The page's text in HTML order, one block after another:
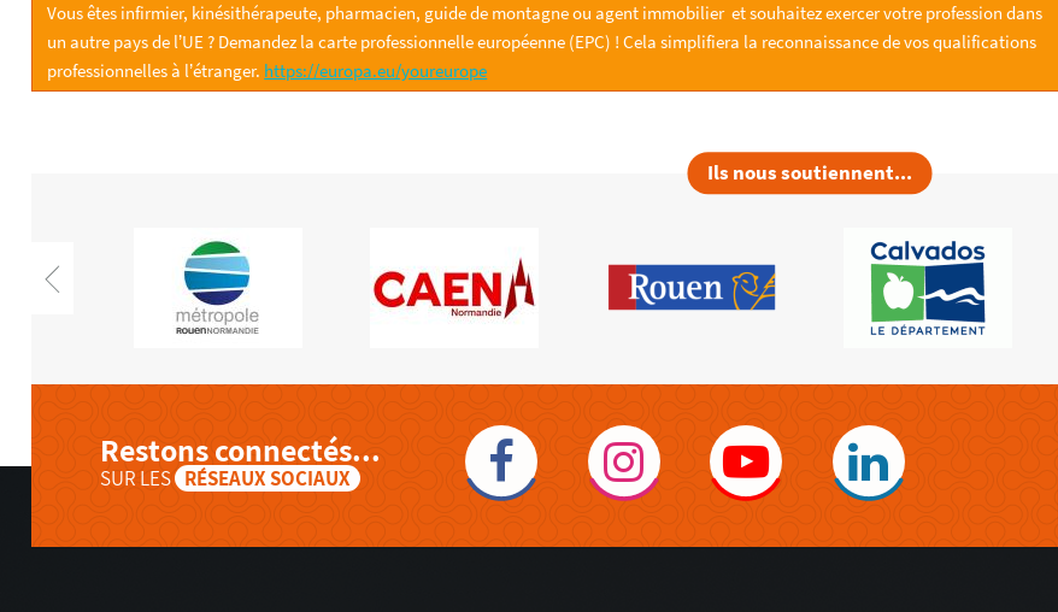
Vous êtes infirmier, kinésithérapeute, pharmacien, guide de montagne ou agent immobilier et souhaitez exercer votre profession dans
un autre pays de l’UE ? Demandez la carte professionnelle européenne (EPC) ! Cela simplifiera la reconnaissance de vos qualifications
professionnelles à l’étranger. https://europa.eu/youreurope
Ils nous soutiennent...
Restons connectés...
SUR LES RÉSEAUX SOCIAUX